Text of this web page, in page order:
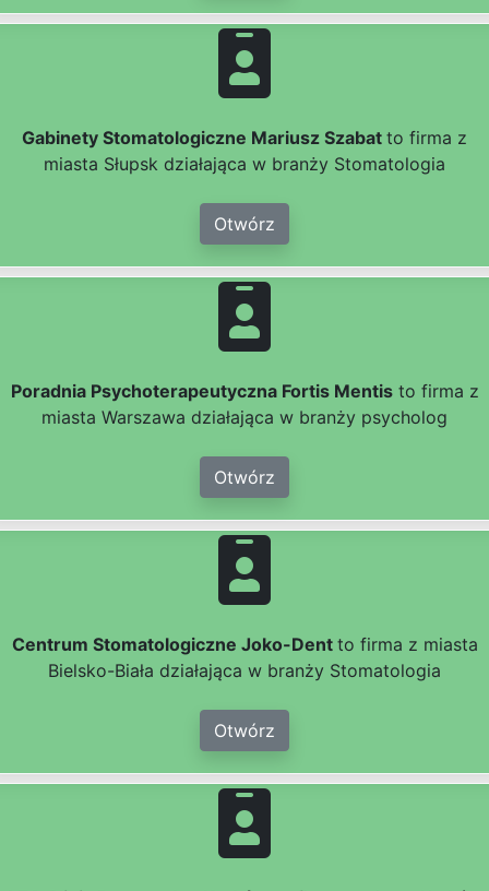
Gabinety Stomatologiczne Mariusz Szabat to firma z
miasta Słupsk działająca w branży Stomatologia
Otwórz
Poradnia Psychoterapeutyczna Fortis Mentisto firma z
miasta Warszawa działająca w branży psycholog
Otwórz
Centrum Stomatologiczne Joko-Dent to firma z miasta
Bielsko-Biała działająca w branży Stomatologia
Otwórz